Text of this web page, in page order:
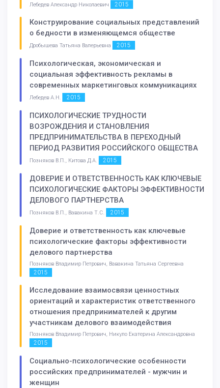
Лебедев Александр Николаевич 2015
Конструирование социальных представлений
о бедности в изменяющемся обществе
Дробышева Татьяна Валерьевна 2015
Психологическая, экономическая и
социальная эффективность рекламы в
современных маркетинговых коммуникациях
Лебедев А.Н. 2015
ПСИХОЛОГИЧЕСКИЕ ТРУДНОСТИ
ВОЗРОЖДЕНИЯ И СТАНОВЛЕНИЯ
ПРЕДПРИНИМАТЕЛЬСТВА В ПЕРЕХОДНЫЙ
ПЕРИОД РАЗВИТИЯ РОССИЙСКОГО ОБЩЕСТВА
Позняков В.П., Китова Д.А. 2015
ДОВЕРИЕ И ОТВЕТСТВЕННОСТЬ КАК КЛЮЧЕВЫЕ
ПСИХОЛОГИЧЕСКИЕ ФАКТОРЫ ЭФФЕКТИВНОСТИ
ДЕЛОВОГО ПАРТНЕРСТВА
Позняков В.П., Вавакина Т.С. 2015
Доверие и ответственность как ключевые
психологические факторы эффективности
делового партнерства
Позняков Владимир Петрович, Вавакина Татьяна Сергеевна
2015
Исследование взаимосвязи ценностных
ориентаций и характеристик ответственного
отношения предпринимателей к другим
участникам делового взаимодействия
Позняков Владимир Петрович, Никуло Екатерина Александровна
2015
Социально-психологические особенности
российских предпринимателей - мужчин и
женщин